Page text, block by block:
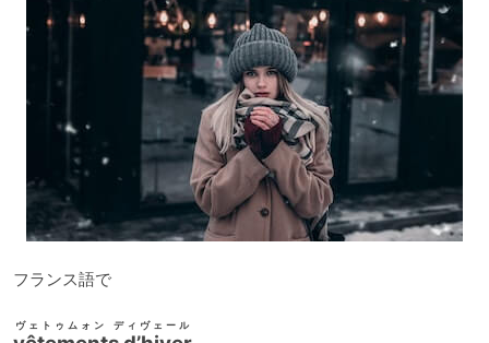
フランス語で
ヴェトゥムォン ディヴェール